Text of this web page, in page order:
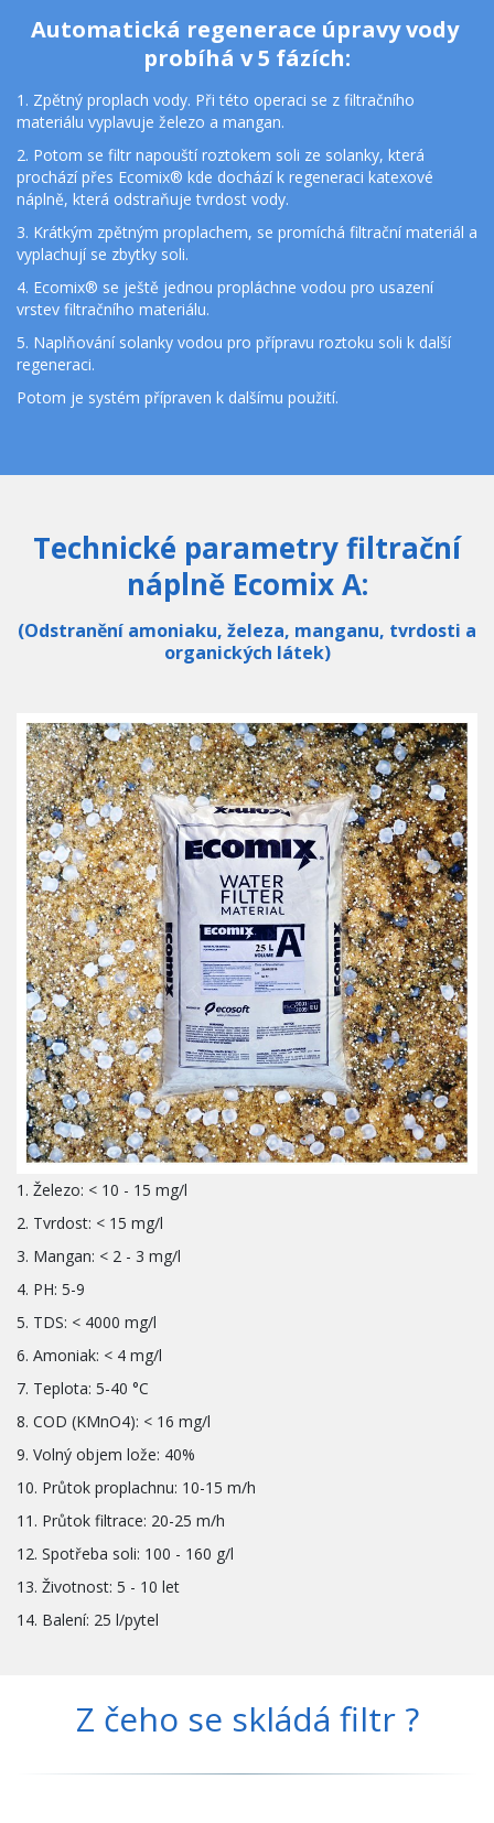
Automatická regenerace úpravy vody
probíhá v 5 fázích:
1. Zpětný proplach vody. Při této operaci se z filtračního
materiálu vyplavuje železo a mangan.
2. Potom se filtr napouští roztokem soli ze solanky, která
prochází přes Ecomix® kde dochází k regeneraci katexové
náplně, která odstraňuje tvrdost vody.
3. Krátkým zpětným proplachem, se promíchá filtrační materiál a
vyplachují se zbytky soli.
4. Ecomix® se ještě jednou propláchne vodou pro usazení
vrstev filtračního materiálu.
5. Naplňování solanky vodou pro přípravu roztoku soli k další
regeneraci.
Potom je systém přípraven k dalšímu použití.
Technické parametry filtrační
náplně Ecomix A:
(Odstranění amoniaku, železa, manganu, tvrdosti a
organických látek)
1. Železo: < 10 - 15 mg/l
2. Tvrdost: < 15 mg/l
3. Mangan: < 2 - 3 mg/l
4. PH: 5-9
5. TDS: < 4000 mg/l
6. Amoniak: < 4 mg/l
7. Teplota: 5-40 °C
8. COD (KMnO4): < 16 mg/l
9. Volný objem lože: 40%
10. Průtok proplachnu: 10-15 m/h
11. Průtok filtrace: 20-25 m/h
12. Spotřeba soli: 100 - 160 g/l
13. Životnost: 5 - 10 let
14. Balení: 25 l/pytel
Z čeho se skládá filtr ?